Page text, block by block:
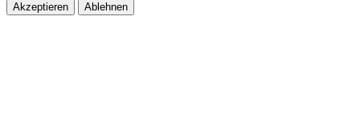
Akzeptieren Ablehnen